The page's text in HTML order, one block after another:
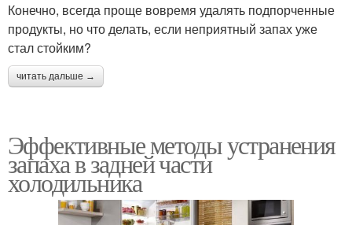
Конечно, всегда проще вовремя удалять подпорченные
продукты, но что делать, если неприятный запах уже
стал стойким?
читать дальше →
Эффективные методы устранения
запаха в задней части
холодильника